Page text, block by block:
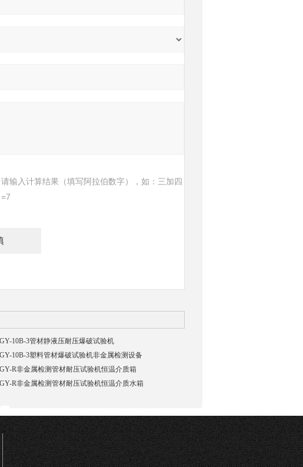
请输入计算结果（填写阿拉伯数字），如：三加四
=7
10B-3管材静液压耐压爆破试验机
10B-3塑料管材爆破试验机非金属检测设备
R非金属检测管材耐压试验机恒温介质箱
R非金属检测管材耐压试验机恒温介质水箱